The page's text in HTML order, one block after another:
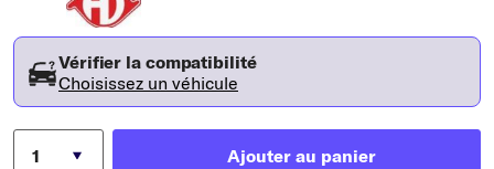
Vérifier la compatibilité
Choisissez un véhicule
Ajouter au panier